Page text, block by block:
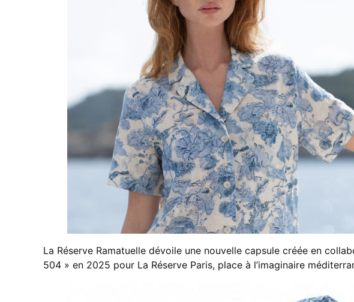
La Réserve Ramatuelle dévoile une nouvelle capsule créée en
504 » en 2025 pour La Réserve Paris, place à l’imaginaire